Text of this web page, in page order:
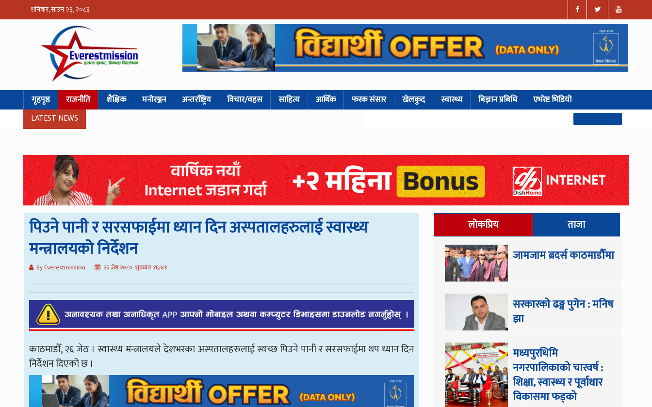
शनिबार, साउन २३, २०८३
गृहपृष्ठ राजनीति शैक्षिक मनोरञ्जन अन्तर्राष्ट्रिय विचार/वहस साहित्य आर्थिक फरक संसार खेलकुद स्वास्थ्य बिज्ञान प्रबिधि एभरेष्ट भिडियो
LATEST NEWS
पिउने पानी र सरसफाईमा ध्यान दिन अस्पतालहरुलाई स्वास्थ्य
मन्त्रालयको निर्देशन
By Everestmission २६ जेष्ठ २०८०, शुक्रबार १६:४१
काठमाडौँ, २६ जेठ । स्वास्थ्य मन्त्रालयले देशभरका अस्पतालहरुलाई स्वच्छ पिउने पानी र सरसफाईमा थप ध्यान दिन
निर्देशन दिएको छ ।
लोकप्रिय ताजा
जामजाम ब्रदर्स काठमाडौँमा
सरकारको ढङ्ग पुगेन : मनिष
झा
मध्यपुरथिमि
नगरपालिकाको चारवर्ष :
शिक्षा, स्वास्थ्य र पूर्वाधार
विकासमा फड्को